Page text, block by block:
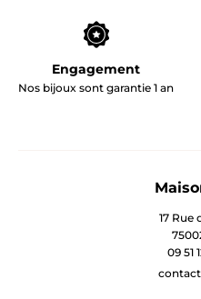
Engagement
Nos bijoux sont garantie 1 an
17 Rue
09 51